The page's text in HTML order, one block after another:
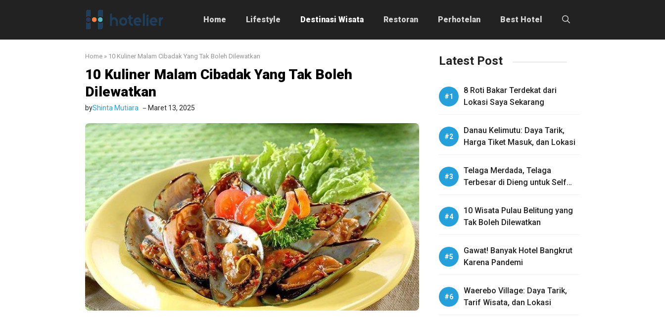
Home Lifestyle Destinasi Wisata Restoran Perhotelan Best Hotel
Home » 10 Kuliner Malam Cibadak Yang Tak Boleh Dilewatkan
10 Kuliner Malam Cibadak Yang Tak Boleh
Dilewatkan
byShinta Mutiara Maret 13, 2025
Latest Post
8 Roti Bakar Terdekat dari
Lokasi Saya Sekarang
Danau Kelimutu: Daya Tarik,
Harga Tiket Masuk, dan Lokasi
Telaga Merdada, Telaga
Terbesar di Dieng untuk Self
10 Wisata Pulau Belitung yang
Tak Boleh Dilewatkan
Gawat! Banyak Hotel Bangkrut
Karena Pandemi
Waerebo Village: Daya Tarik,
Tarif Wisata, dan Lokasi